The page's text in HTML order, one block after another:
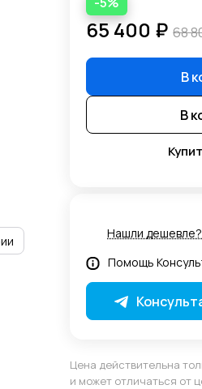
65 400 ₽ 68
В
В
Нашли дешевле?
Помощь
Цена действительна
и может отличаться от